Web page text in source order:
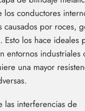
los conductores
causados por roces,
Esto los hace ideales
entornos industriales
una mayor
las interferencias de